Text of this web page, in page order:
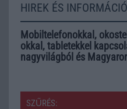
HIREK ÉS
Mobiltelefonokkal,
okkal, tabletekkel
nagyvilágból és
SZŰRÉS: